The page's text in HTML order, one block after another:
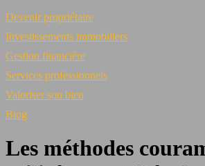
Devenir propriétaire
Investissements immobiliers
Gestion financière
Services professionnels
Valoriser son bien
Blog
Les méthodes